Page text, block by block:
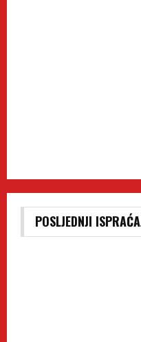
POSLJEDNJI